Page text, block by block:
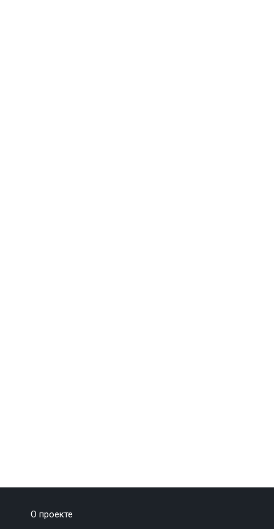
О проекте